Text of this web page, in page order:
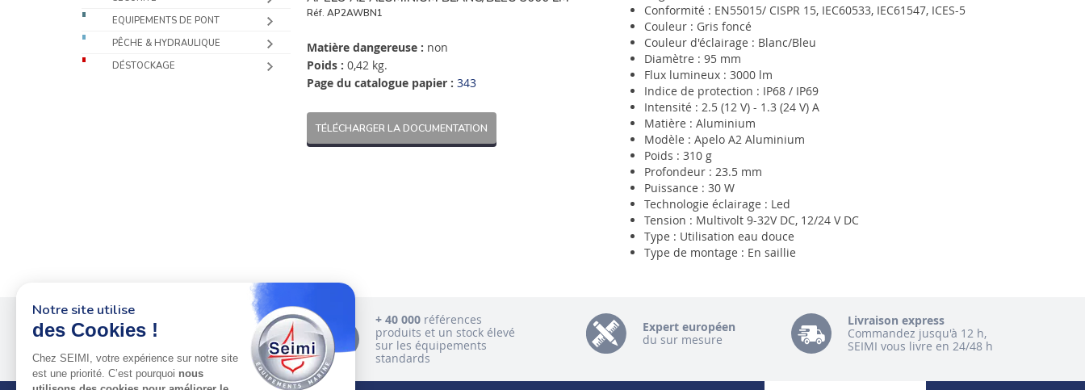
EQUIPEMENTS DE PONT
PÊCHE & HYDRAULIQUE
DÉSTOCKAGE
Réf. AP2AWBN1
Matière dangereuse : non
Poids : 0,42 kg.
Page du catalogue papier : 343
TÉLÉCHARGER LA DOCUMENTATION
Conformité : EN55015/ CISPR 15, IEC60533, IEC61547, ICES-5
Couleur : Gris foncé
Couleur d'éclairage : Blanc/Bleu
Diamètre : 95 mm
Flux lumineux : 3000 lm
Indice de protection : IP68 / IP69
Intensité : 2.5 (12 V) - 1.3 (24 V) A
Matière : Aluminium
Modèle : Apelo A2 Aluminium
Poids : 310 g
Profondeur : 23.5 mm
Puissance : 30 W
Technologie éclairage : Led
Tension : Multivolt 9-32V DC, 12/24 V DC
Type : Utilisation eau douce
Type de montage : En saillie
Plus de 50 ans
au service
des pros
+ 40 000 références
produits et un stock élevé
sur les équipements
standards
Expert européen
du sur mesure
Livraison express
Commandez jusqu'à 12 h,
SEIMI vous livre en 24/48 h
Notre site utilise
des Cookies !
Chez SEIMI, votre expérience sur notre site
est une priorité. C’est pourquoi nous